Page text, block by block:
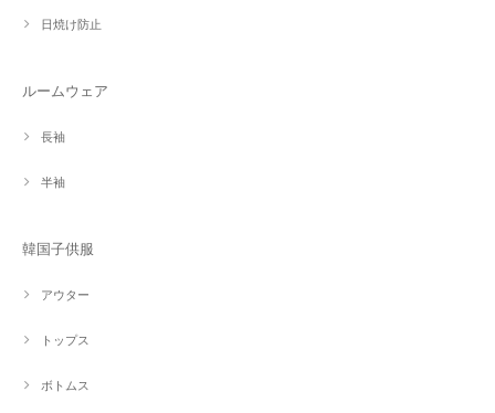
日焼け防止
ルームウェア
長袖
半袖
韓国子供服
アウター
トップス
ボトムス